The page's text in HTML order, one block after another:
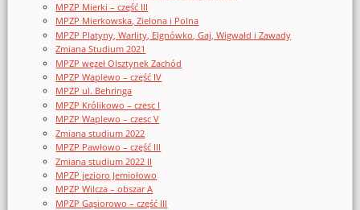
MPZP Mierki – część III
MPZP Mierkowska, Zielona i Polna
MPZP Platyny, Warlity, Elgnówko, Gaj, Wigwałd i Zawady
Zmiana Studium 2021
MPZP węzeł Olsztynek Zachód
MPZP Waplewo – część IV
MPZP ul. Behringa
MPZP Królikowo – czesc I
MPZP Waplewo – czesc V
Zmiana studium 2022
MPZP Pawłowo – część III
Zmiana studium 2022 II
MPZP jezioro Jemiołowo
MPZP Wilcza – obszar A
MPZP Gąsiorowo – część III